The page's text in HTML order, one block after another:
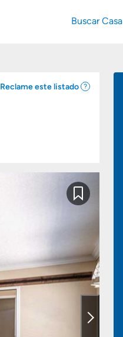
Buscar Casa
Reclame este listado
Guardar